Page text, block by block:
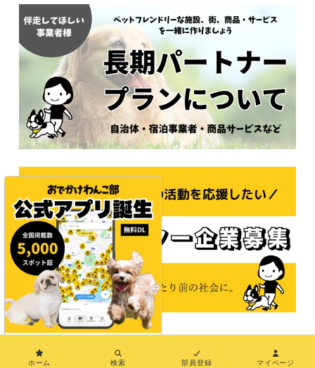
© 2021おでかけわんこ部
ホーム 検索 部員登録 マイページ